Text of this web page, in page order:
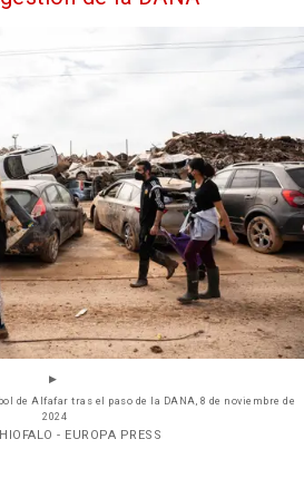
de Alfafar tras el paso de la DANA, 8 de noviembre de
2024
- EUROPA PRESS